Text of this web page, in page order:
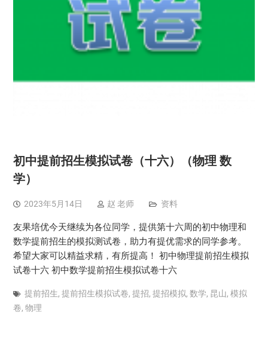
初中提前招生模拟试卷（十六）（物理 数
学）
2023年5月14日 赵 老师 资料
友果培优今天继续为各位同学，提供第十六周的初中物理和
数学提前招生的模拟测试卷，助力有提优需求的同学参考。
希望大家可以精益求精，有所提高！ 初中物理提前招生模拟
试卷十六 初中数学提前招生模拟试卷十六
提前招生, 提前招生模拟试卷, 提招, 提招模拟, 数学, 昆山, 模拟
卷, 物理